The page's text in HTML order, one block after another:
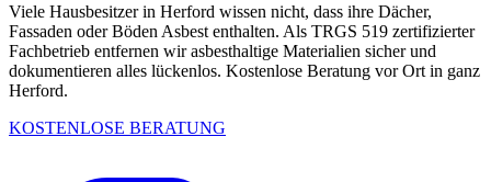
Viele Hausbesitzer in Herford wissen nicht, dass ihre Dächer,
Fassaden oder Böden Asbest enthalten. Als TRGS 519 zertifizierter
Fachbetrieb entfernen wir asbesthaltige Materialien sicher und
dokumentieren alles lückenlos. Kostenlose Beratung vor Ort in ganz
Herford.
KOSTENLOSE BERATUNG